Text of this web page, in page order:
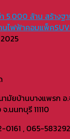
า 5,000 ล้าน สร้าง
นไฟฟ้าคอมแพ็ค
มัยบ้านบางแพรก อ
นนทบุรี 11110
0161 , 065-